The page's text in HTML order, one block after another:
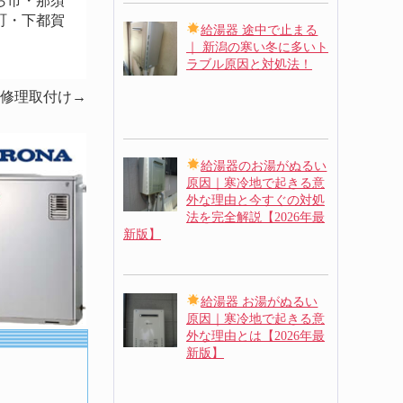
・下都賀
理取付け →
給湯器 途中で止まる
｜ 新潟の寒い冬に多いト
ラブル原因と対処法！
給湯器のお湯がぬるい
原因｜寒冷地で起きる意
外な理由と今すぐの対処
法を完全解説【2026年最
新版】
給湯器 お湯がぬるい
原因｜寒冷地で起きる意
外な理由とは【2026年最
新版】